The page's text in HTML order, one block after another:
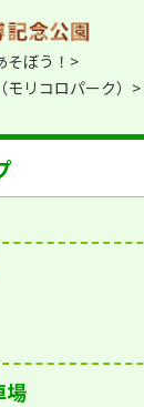
ぼう！
リコロパーク）
場